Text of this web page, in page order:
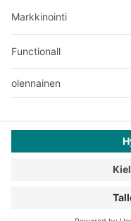
+358 1 0324 6510
Suunnittelu ja toteutus+
Tarjous on tarkoitettu
ammatinharjoittajille